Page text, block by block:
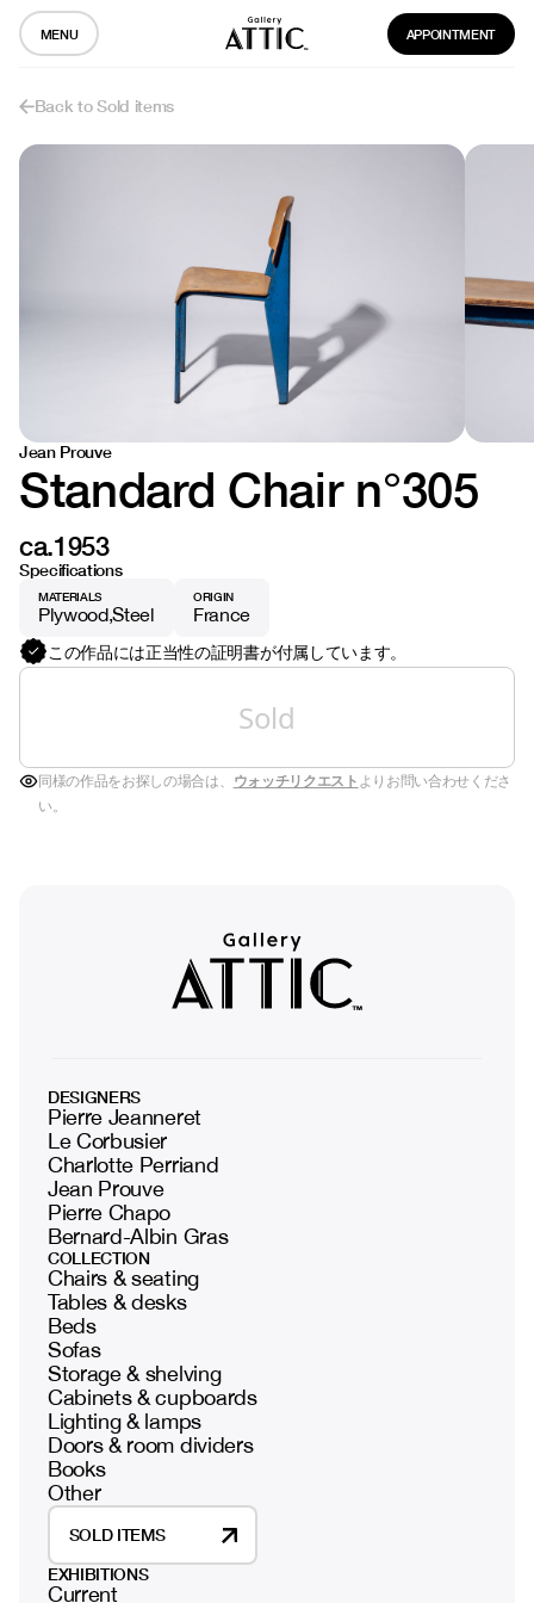
MENU APPOINTMENT
Back to Sold items
Jean Prouve
Standard Chair n°305
ca.1953
Specifications
MATERIALS
Plywood Steel
ORIGIN
France
この作品には正当性の証明書が付属しています。
Sold
同様の作品をお探しの場合は、 ウォッチリクエストよりお問い合わせくださ
い。
DESIGNERS
Pierre Jeanneret
Le Corbusier
Charlotte Perriand
Jean Prouve
Pierre Chapo
Bernard-Albin Gras
COLLECTION
Chairs & seating
Tables & desks
Beds
Sofas
Storage & shelving
Cabinets & cupboards
Lighting & lamps
Doors & room dividers
Books
Other
SOLD ITEMS
EXHIBITIONS
Current